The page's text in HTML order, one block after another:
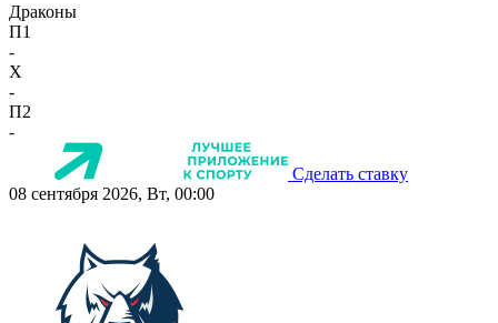
Драконы
П1
-
X
-
П2
-
Сделать ставку
08 сентября 2026, Вт, 00:00